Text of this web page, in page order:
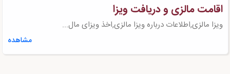
اقامت مالزی و دریافت ویزا
ویزا مالزی,اطلاعات درباره ویزا مالزی,اخذ ویزای مال...
مشاهده